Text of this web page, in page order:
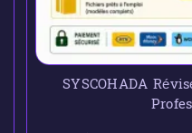
SYSCOHADA